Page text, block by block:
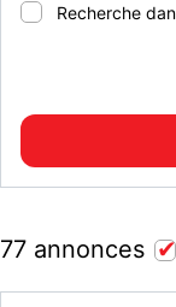
Recherche
77 annonces